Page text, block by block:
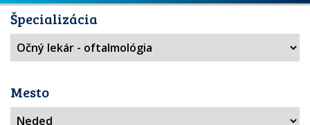
Špecializácia
Mesto